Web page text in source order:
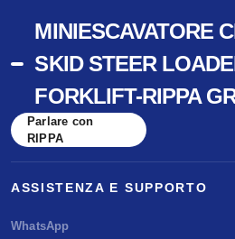
MINIESCAVATORE
SKID STEER
FORKLIFT-RIPPA
Parlare con
RIPPA
ASSISTENZA E SUPPORTO
WhatsApp